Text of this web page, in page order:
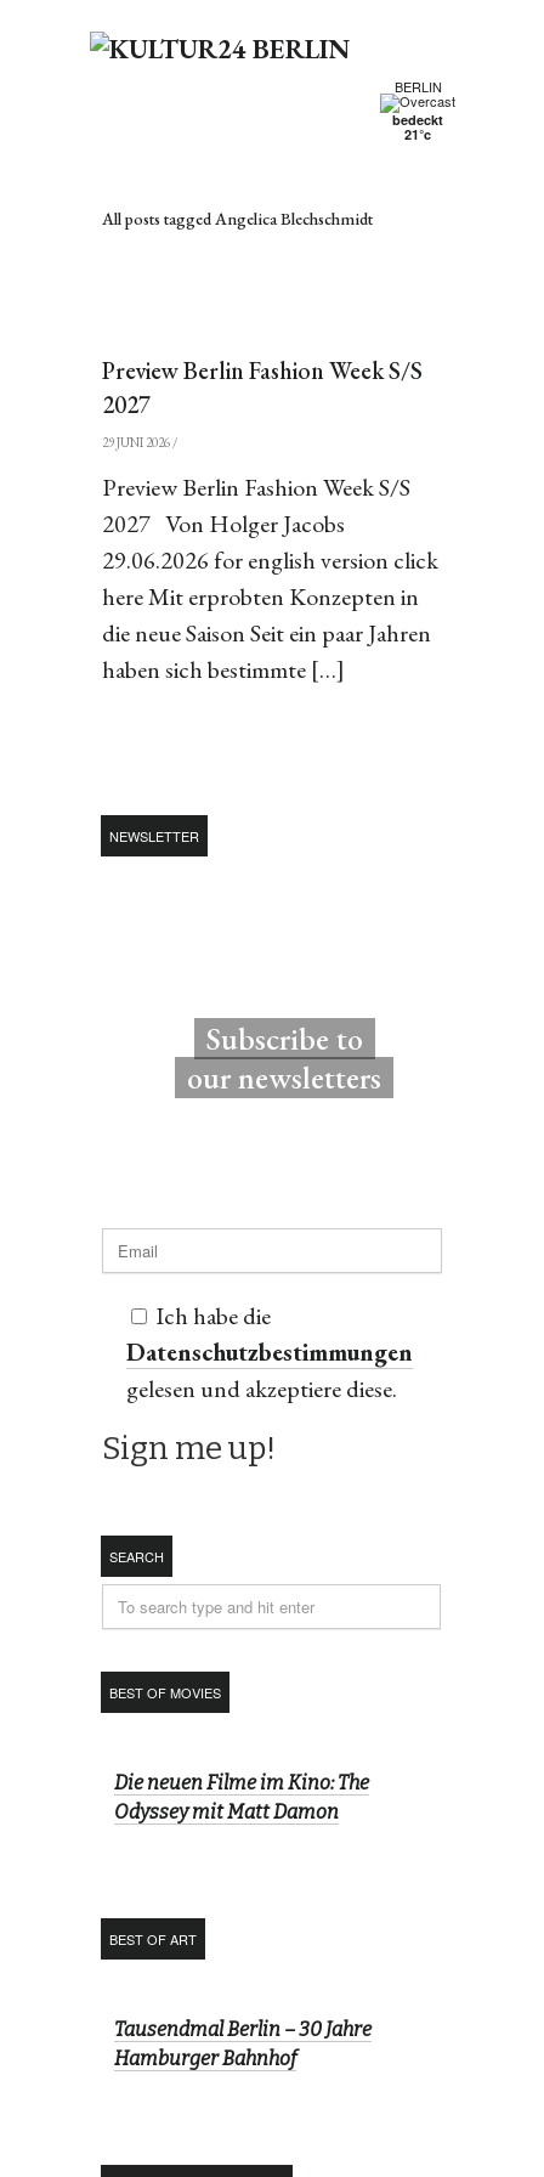
BERLIN
bedeckt
21°c
All posts tagged Angelica Blechschmidt
Preview Berlin Fashion Week S/S
2027
29 JUNI 2026/
Preview Berlin Fashion Week S/S
2027 Von Holger Jacobs
29.06.2026 for english version click
here Mit erprobten Konzepten in
die neue Saison Seit ein paar Jahren
haben sich bestimmte […]
NEWSLETTER
Subscribe to
our newsletters
Ich habe die
Datenschutzbestimmungen
gelesen und akzeptiere diese.
SEARCH
BEST OF MOVIES
Die neuen Filme im Kino: The
Odyssey mit Matt Damon
BEST OF ART
Tausendmal Berlin – 30 Jahre
Hamburger Bahnhof